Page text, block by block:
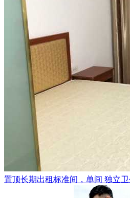
置顶长期出租标准间，单间 独立